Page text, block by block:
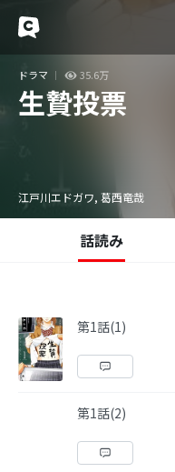
ドラマ 35.6万
生贄投票
江戸川エドガワ, 葛西竜哉
話読み
第1話(1)
第1話(2)